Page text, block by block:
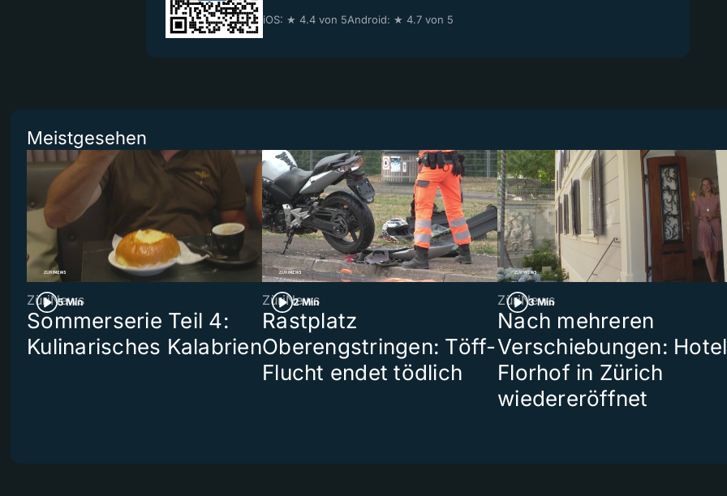
iOS: ★ 4.4 von 5Android: ★ 4.7 von 5
Meistgesehen
5 Min
ZüriNews
Sommerserie Teil 4:
Kulinarisches Kalabrien
2 Min
ZüriNews
Rastplatz
Oberengstringen: Töff-
Flucht endet tödlich
3 Min
ZüriNews
Nach mehreren
Verschiebungen: Hotel
Florhof in Zürich
wiedereröffnet